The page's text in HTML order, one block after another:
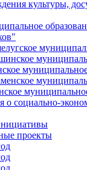
культуры,
о социально-
проекты